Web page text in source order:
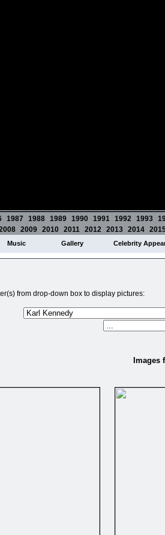
1987 1988 1989 1990 1991 1992 1993
2009 2010 2011 2012 2013 2014
Music Gallery Celebrity
from drop-down box to display pictures:
Images